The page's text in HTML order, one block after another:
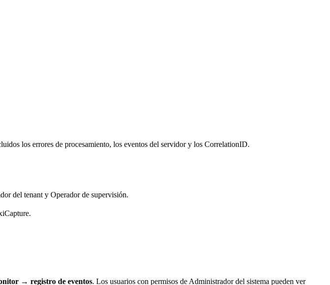
los errores de procesamiento, los eventos del servidor y los CorrelationID.
del tenant y Operador de supervisión.
→ registro de eventos. Los usuarios con permisos de Administrador del sistema pueden ver